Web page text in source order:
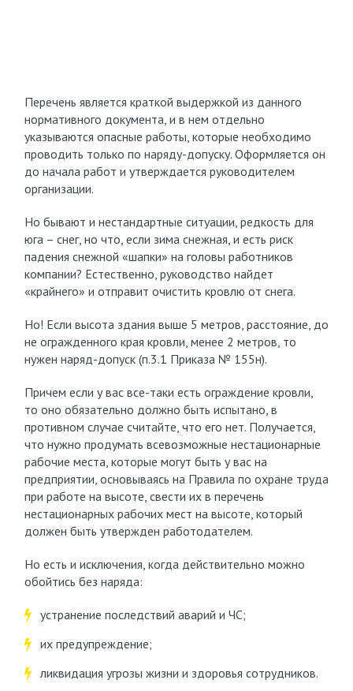
Перечень является краткой выдержкой из данного
нормативного документа, и в нем отдельно
указываются опасные работы, которые необходимо
проводить только по наряду-допуску. Оформляется он
до начала работ и утверждается руководителем
организации.
Но бывают и нестандартные ситуации, редкость для
юга – снег, но что, если зима снежная, и есть риск
падения снежной «шапки» на головы работников
компании? Естественно, руководство найдет
«крайнего» и отправит очистить кровлю от снега.
Но! Если высота здания выше 5 метров, расстояние, до
не огражденного края кровли, менее 2 метров, то
нужен наряд-допуск (п.3.1 Приказа № 155н).
Причем если у вас все-таки есть ограждение кровли,
то оно обязательно должно быть испытано, в
противном случае считайте, что его нет. Получается,
что нужно продумать всевозможные нестационарные
рабочие места, которые могут быть у вас на
предприятии, основываясь на Правила по охране труда
при работе на высоте, свести их в перечень
нестационарных рабочих мест на высоте, который
должен быть утвержден работодателем.
Но есть и исключения, когда действительно можно
обойтись без наряда:
устранение последствий аварий и ЧС;
их предупреждение;
ликвидация угрозы жизни и здоровья сотрудников.